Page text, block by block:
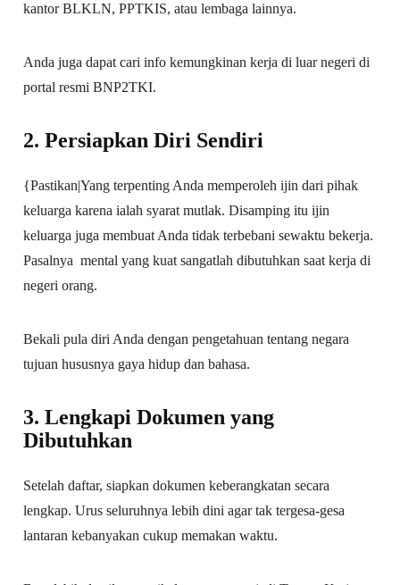
kantor BLKLN, PPTKIS, atau lembaga lainnya.
Anda juga dapat cari info kemungkinan kerja di luar negeri di
portal resmi BNP2TKI.
2. Persiapkan Diri Sendiri
{Pastikan|Yang terpenting Anda memperoleh ijin dari pihak
keluarga karena ialah syarat mutlak. Disamping itu ijin
keluarga juga membuat Anda tidak terbebani sewaktu bekerja.
Pasalnya mental yang kuat sangatlah dibutuhkan saat kerja di
negeri orang.
Bekali pula diri Anda dengan pengetahuan tentang negara
tujuan hususnya gaya hidup dan bahasa.
3. Lengkapi Dokumen yang
Dibutuhkan
Setelah daftar, siapkan dokumen keberangkatan secara
lengkap. Urus seluruhnya lebih dini agar tak tergesa-gesa
lantaran kebanyakan cukup memakan waktu.